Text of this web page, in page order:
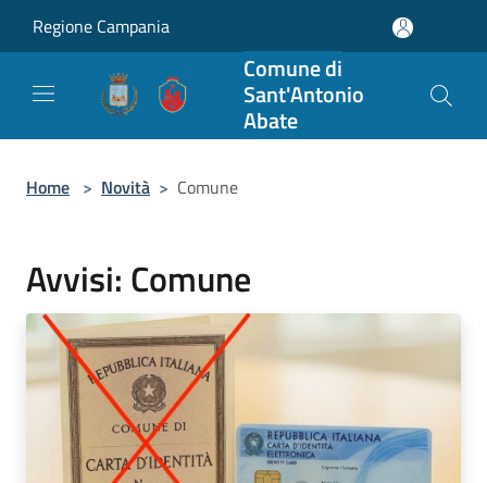
Regione Campania
Comune di
Sant'Antonio
Abate
Home > Novità > Comune
Avvisi: Comune